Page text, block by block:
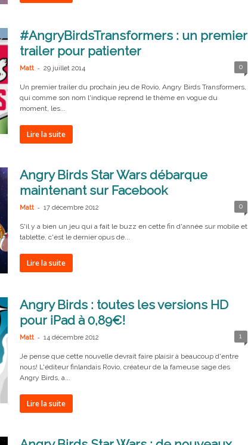
#AngryBirdsTransformers : un premier
trailer pour patienter
Matt - 29 juillet 2014 0
Un premier trailer du prochain jeu de Rovio, Angry Birds Transformers,
qui comme son nom l'indique reprend le thème en vogue du
moment, les...
Lire la suite
Angry Birds Star Wars débarque
maintenant sur Facebook
Matt - 17 décembre 2012 0
S'il y a bien un jeu qui a fait le buzz en cette fin d'année sur mobile et
tablette, c'est le dernier opus de...
Lire la suite
Angry Birds : toutes les versions HD
pour iPad à 0,89€!
Matt - 14 décembre 2012 1
Je pense que cette nouvelle devrait faire plaisir à beaucoup d'entre
nous! L'éditeur finlandais Rovio, créateur de la fameuse sage des
Angry Birds, a...
Lire la suite